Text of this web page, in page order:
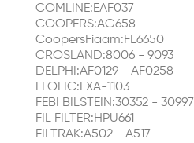
COMLINE:EAF037
COOPERS:AG658
CoopersFiaam:FL6650
CROSLAND:8006 - 9093
DELPHI:AF0129 - AF0258
ELOFIC:EXA-1103
FEBI BILSTEIN:30352 - 30997
FIL FILTER:HPU661
FILTRAK:A502 - A517